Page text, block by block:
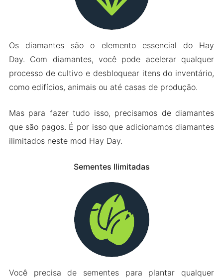
Os diamantes são o elemento essencial do Hay
Day. Com diamantes, você pode acelerar qualquer
processo de cultivo e desbloquear itens do inventário,
como edifícios, animais ou até casas de produção.
Mas para fazer tudo isso, precisamos de diamantes
que são pagos. É por isso que adicionamos diamantes
ilimitados neste mod Hay Day.
Sementes Ilimitadas
Você precisa de sementes para plantar qualquer